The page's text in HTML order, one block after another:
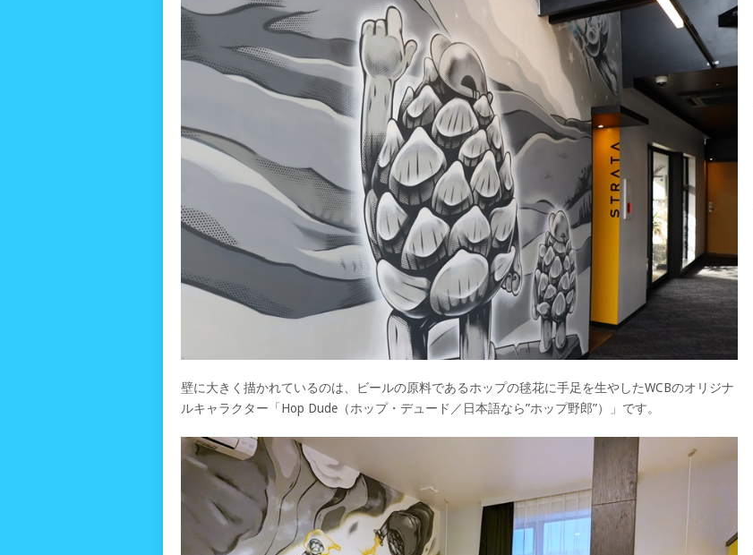
壁に大きく描かれているのは、ビールの原料であるホップの毬花に手足を生やしたWCBのオリジナ
ルキャラクター「Hop Dude（ホップ・デュード／日本語なら”ホップ野郎”）」です。